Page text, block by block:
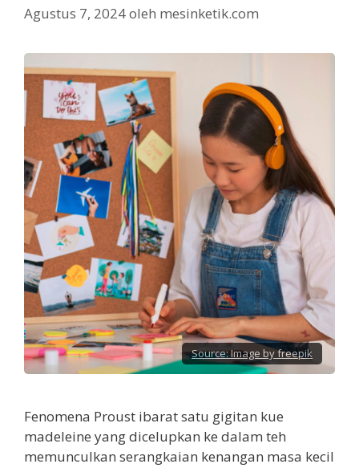
Agustus 7, 2024oleh mesinketik.com
Source:Image by freepik
Fenomena Proust ibarat satu gigitan kue
madeleine yang dicelupkan ke dalam teh
memunculkan serangkaian kenangan masa kecil